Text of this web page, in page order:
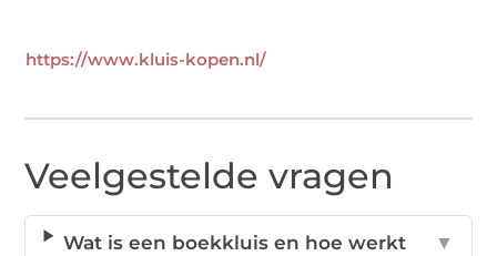
https://www.kluis-kopen.nl/
Veelgestelde vragen
Wat is een boekkluis en hoe werkt
▼